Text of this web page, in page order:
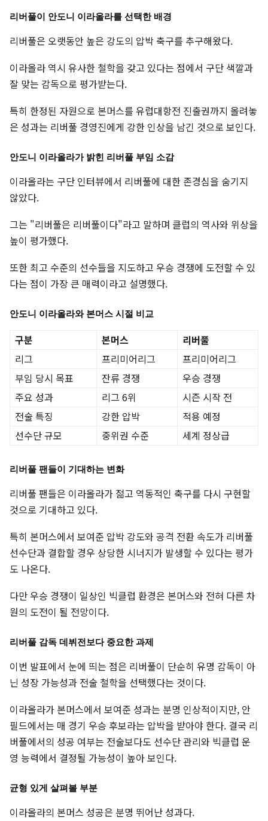
리버풀이 안도니 이라올라를 선택한 배경
리버풀은 오랫동안 높은 강도의 압박 축구를 추구해왔다.
이라올라 역시 유사한 철학을 갖고 있다는 점에서 구단 색깔과
잘 맞는 감독으로 평가받는다.
특히 한정된 자원으로 본머스를 유럽대항전 진출권까지 올려놓
은 성과는 리버풀 경영진에게 강한 인상을 남긴 것으로 보인다.
안도니 이라올라가 밝힌 리버풀 부임 소감
이라올라는 구단 인터뷰에서 리버풀에 대한 존경심을 숨기지
않았다.
그는 "리버풀은 리버풀이다"라고 말하며 클럽의 역사와 위상을
높이 평가했다.
또한 최고 수준의 선수들을 지도하고 우승 경쟁에 도전할 수 있
다는 점이 가장 큰 매력이라고 설명했다.
안도니 이라올라와 본머스 시절 비교
구분 본머스
리버풀
리그
프리미어리그
프리미어리그
부임 당시 목표
잔류 경쟁
우승 경쟁
주요 성과
리그 6위
시즌 시작 전
전술 특징
강한 압박
적용 예정
선수단 규모
중위권 수준 세계 정상급
리버풀 팬들이 기대하는 변화
리버풀 팬들은 이라올라가 젊고 역동적인 축구를 다시 구현할
것으로 기대하고 있다.
특히 본머스에서 보여준 압박 강도와 공격 전환 속도가 리버풀
선수단과 결합할 경우 상당한 시너지가 발생할 수 있다는 평가
도 나온다.
다만 우승 경쟁이 일상인 빅클럽 환경은 본머스와 전혀 다른 차
원의 도전이 될 전망이다.
리버풀 감독 데뷔전보다 중요한 과제
이번 발표에서 눈에 띄는 점은 리버풀이 단순히 유명 감독이 아
닌 성장 가능성과 전술 철학을 선택했다는 것이다.
이라올라가 본머스에서 보여준 성과는 분명 인상적이지만, 안
필드에서는 매 경기 우승 후보라는 압박을 받아야 한다. 결국 리
버풀에서의 성공 여부는 전술보다도 선수단 관리와 빅클럽 운
영 능력에서 결정될 가능성이 높아 보인다.
균형 있게 살펴볼 부분
이라올라의 본머스 성공은 분명 뛰어난 성과다.